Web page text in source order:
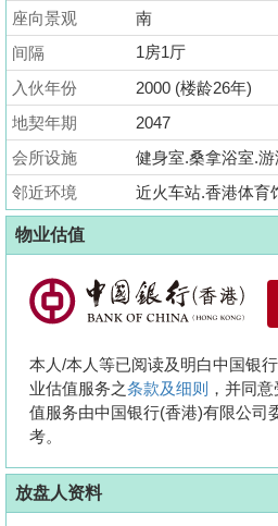
我
们
座向景观
南
间隔
1房1厅
入伙年份
2000 (楼龄26年)
地契年期
2047
会所设施
健身室.桑拿浴室.
邻近环境
近火车站.香港体育
物业估值
本人/本人等已阅读及明白中国银
业估值服务之条款及细则 ，并同
值服务由中国银行(香港)有限公司
考。
放盘人资料